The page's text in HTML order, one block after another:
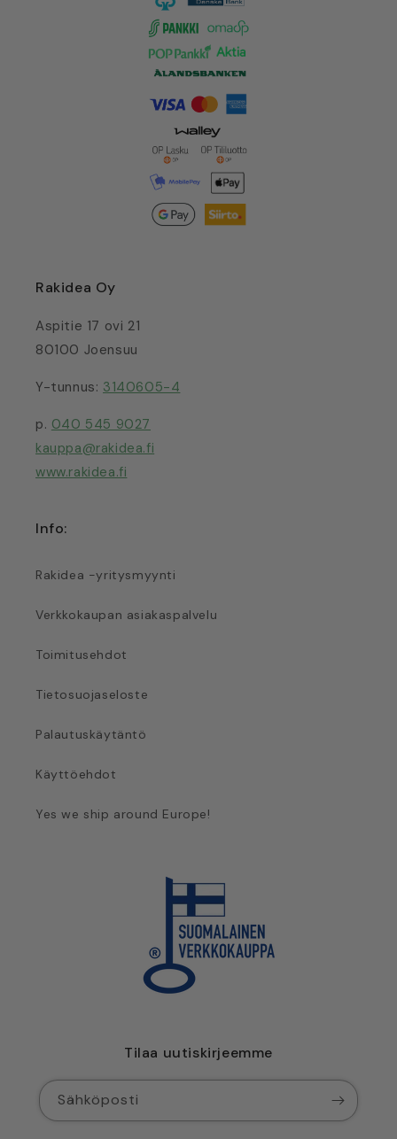
Rakidea Oy
Aspitie 17 ovi 21
80100 Joensuu
Y-tunnus: 3140605-4
p. 040 545 9027
kauppa@rakidea.fi
www.rakidea.fi
Info:
Rakidea -yritysmyynti
Verkkokaupan asiakaspalvelu
Toimitusehdot
Tietosuojaseloste
Palautuskäytäntö
Käyttöehdot
Yes we ship around Europe!
Tilaa uutiskirjeemme
Sähköposti